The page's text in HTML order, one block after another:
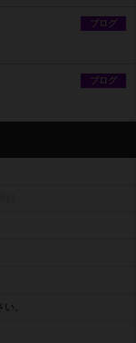
ブログ
ブログ
。